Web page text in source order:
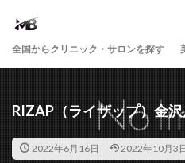
全国からクリニック・サロンを探す
RIZAP（ライザップ）金
2022年6月16日 2022年10月3